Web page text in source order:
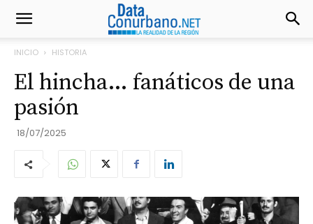
INICIO HISTORIA
El hincha… fanáticos de una
pasión
18/07/2025